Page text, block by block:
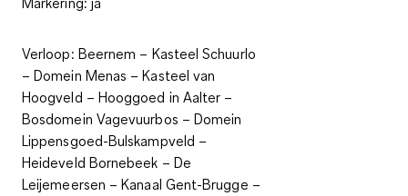
Verloop: Beernem – Kasteel Schuurlo
– Domein Menas – Kasteel van
Hoogveld – Hooggoed in Aalter –
Bosdomein Vagevuurbos – Domein
Lippensgoed-Bulskampveld –
Heideveld Bornebeek – De
Leijemeersen – Kanaal Gent-Brugge –